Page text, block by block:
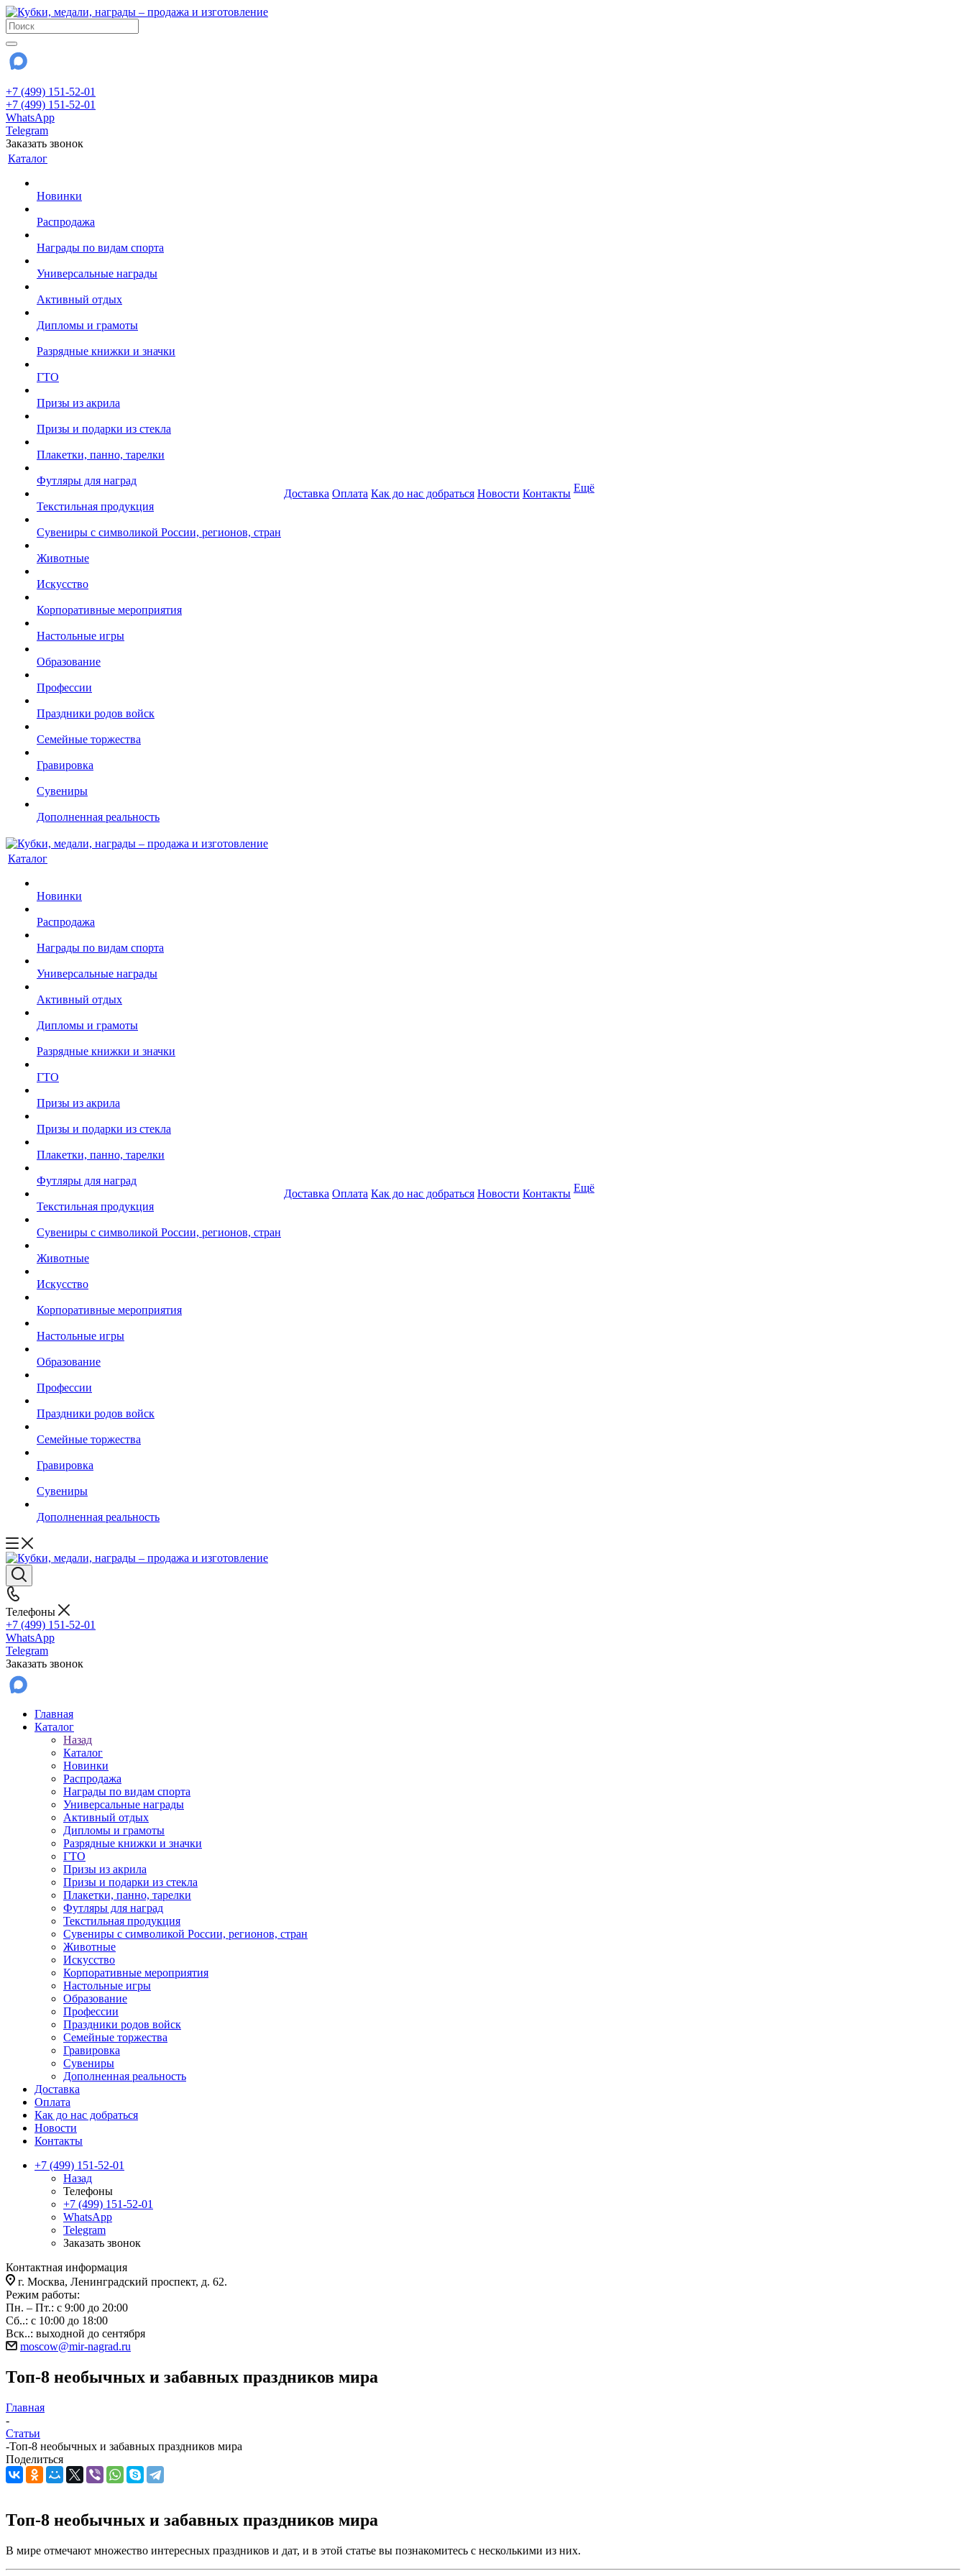
+7 (499) 151-52-01
+7 (499) 151-52-01
WhatsApp
Telegram
Заказать звонок
Каталог
Новинки
Распродажа
Награды по видам спорта
Универсальные награды
Активный отдых
Дипломы и грамоты
Разрядные книжки и значки
ГТО
Призы из акрила
Призы и подарки из стекла
Плакетки, панно, тарелки
Футляры для наград
Текстильная продукция
Сувениры с символикой России, регионов, стран
Животные
Искусство
Корпоративные мероприятия
Настольные игры
Образование
Профессии
Праздники родов войск
Семейные торжества
Гравировка
Сувениры
Дополненная реальность
Доставка Оплата Как до нас добраться Новости Контакты Ещё
Каталог
Новинки
Распродажа
Награды по видам спорта
Универсальные награды
Активный отдых
Дипломы и грамоты
Разрядные книжки и значки
ГТО
Призы из акрила
Призы и подарки из стекла
Плакетки, панно, тарелки
Футляры для наград
Текстильная продукция
Сувениры с символикой России, регионов, стран
Животные
Искусство
Корпоративные мероприятия
Настольные игры
Образование
Профессии
Праздники родов войск
Семейные торжества
Гравировка
Сувениры
Дополненная реальность
Доставка Оплата Как до нас добраться Новости Контакты Ещё
Телефоны
+7 (499) 151-52-01
WhatsApp
Telegram
Заказать звонок
Главная
Каталог
Назад
Каталог
Новинки
Распродажа
Награды по видам спорта
Универсальные награды
Активный отдых
Дипломы и грамоты
Разрядные книжки и значки
ГТО
Призы из акрила
Призы и подарки из стекла
Плакетки, панно, тарелки
Футляры для наград
Текстильная продукция
Сувениры с символикой России, регионов, стран
Животные
Искусство
Корпоративные мероприятия
Настольные игры
Образование
Профессии
Праздники родов войск
Семейные торжества
Гравировка
Сувениры
Дополненная реальность
Доставка
Оплата
Как до нас добраться
Новости
Контакты
+7 (499) 151-52-01
Назад
Телефоны
+7 (499) 151-52-01
WhatsApp
Telegram
Заказать звонок
Контактная информация
г. Москва, Ленинградский проспект, д. 62.
Режим работы:
Пн. – Пт.: с 9:00 до 20:00
Сб..: с 10:00 до 18:00
Вск..: выходной до сентября
moscow@mir-nagrad.ru
Топ-8 необычных и забавных праздников мира
Главная
-
Статьи
-Топ-8 необычных и забавных праздников мира
Поделиться
Топ-8 необычных и забавных праздников мира
В мире отмечают множество интересных праздников и дат, и в этой статье вы познакомитесь с несколькими из них.